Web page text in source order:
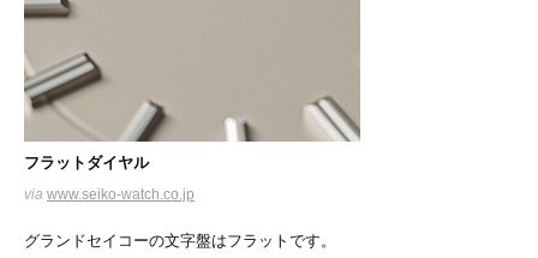
フラットダイヤル
via www.seiko-watch.co.jp
グランドセイコーの文字盤はフラットです。